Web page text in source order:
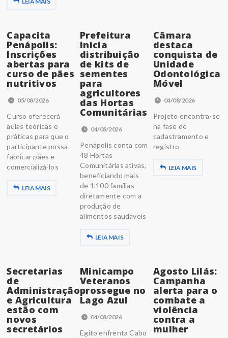
Capacita
Penápolis:
Inscrições
abertas para
curso de pães
nutritivos
05/08/2026
Curso oferecerá
aulas teóricas e
práticas para que o
participante possa
fabricar pães e
comercializá-los
LEIA MAIS
Prefeitura
inicia
distribuição
de kits de
sementes
para
agricultores
das Hortas
Comunitárias
04/08/2026
Penápolis conta com
48 Hortas
Comunitárias ativas,
beneficiando mais
de 1.100 famílias
diretamente com a
produção de
alimentos saudáveis
LEIA MAIS
Câmara
destaca
conquista de
Unidade
Odontológica
Móvel
04/08/2026
Projeto encontra-se
na fase de
cadastramento e
registro
LEIA MAIS
Secretarias
de
Administração
e Agricultura
estão com
novos
secretários
Minicampo
Veteranos
prossegue no
Lago Azul
04/08/2026
Egito enfrenta Cabo
Agosto Lilás:
Campanha
alerta para o
combate a
violência
contra a
mulher